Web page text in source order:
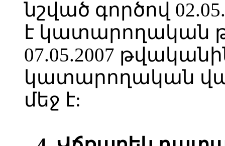
նշված գործով
է կատարողական
07.05.2007
կատարողական
մեջ է: